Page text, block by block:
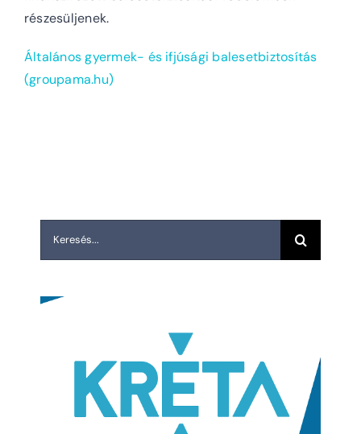
részesüljenek.
Általános gyermek- és ifjúsági balesetbiztosítás
(groupama.hu)